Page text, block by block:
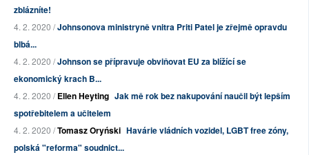
zblázníte!
4. 2. 2020 /Johnsonova ministryně vnitra Priti Patel je zřejmě opravdu
blbá...
4. 2. 2020 /Johnson se přípravuje obviňovat EU za blížící se
ekonomický krach B...
4. 2. 2020 /Ellen Heyting Jak mě rok bez nakupování naučil být lepším
spotřebitelem a učitelem
4. 2. 2020 /Tomasz Oryński Havárie vládních vozidel, LGBT free zóny,
polská "reforma" soudnict...